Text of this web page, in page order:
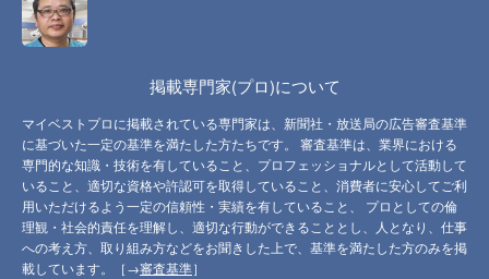
掲載専門家(プロ)について
マイベストプロに掲載されている専門家は、新聞社・放送局の広告審査基準
に基づいた一定の基準を満たした方たちです。 審査基準は、業界における
専門的な知識・技術を有していること、プロフェッショナルとして活動して
いること、適切な資格や許認可を取得していること、消費者に安心してご利
用いただけるよう一定の信頼性・実績を有していること、 プロとしての倫
理観・社会的責任を理解し、適切な行動ができることとし、人となり、仕事
への考え方、取り組み方などをお聞きした上で、基準を満たした方のみを掲
載しています。［→審査基準］